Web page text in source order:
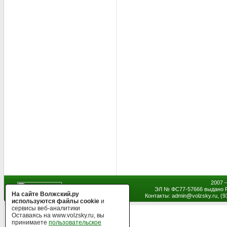
2007
ЭЛ № ФС77-57666 выдано
Контакты: admin@volzsky.ru,
На сайте Волжский.ру
используются файлы cookie и
сервисы веб-аналитики
Оставаясь на www.volzsky.ru, вы
принимаете пользовательское